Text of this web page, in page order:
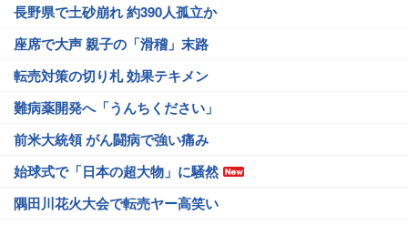
長野県で土砂崩れ 約390人孤立か
座席で大声 親子の「滑稽」末路
転売対策の切り札 効果テキメン
難病薬開発へ「うんちください」
前米大統領 がん闘病で強い痛み
始球式で「日本の超大物」に騒然
隅田川花火大会で転売ヤー高笑い